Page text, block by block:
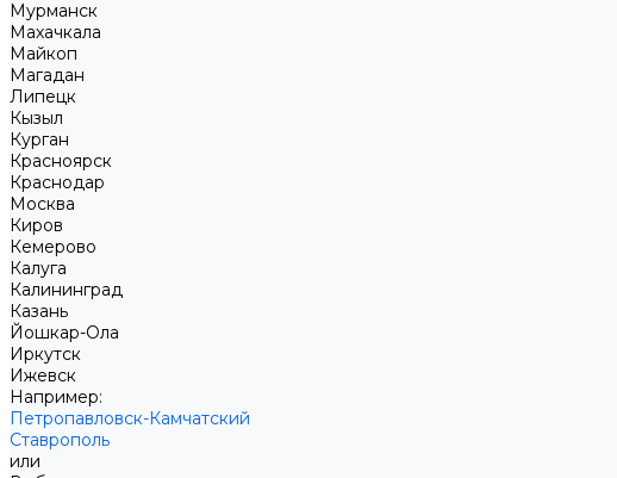
Мурманск
Махачкала
Майкоп
Магадан
Липецк
Кызыл
Курган
Красноярск
Краснодар
Москва
Киров
Кемерово
Калуга
Калининград
Казань
Йошкар-Ола
Иркутск
Ижевск
Например:
Петропавловск-Камчатский
Ставрополь
или